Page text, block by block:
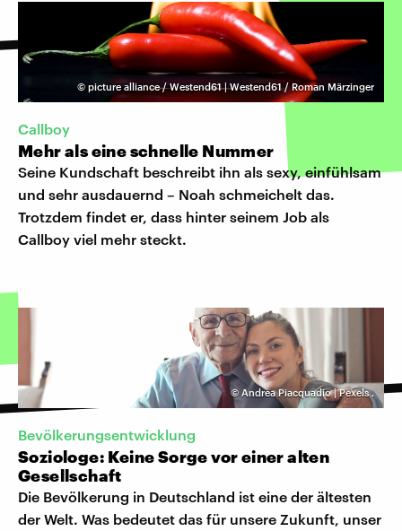
© picture alliance / Westend61 | Westend61 / Roman Märzinger
Callboy
Mehr als eine schnelle Nummer
Seine Kundschaft beschreibt ihn als sexy, einfühlsam
und sehr ausdauernd – Noah schmeichelt das.
Trotzdem findet er, dass hinter seinem Job als
Callboy viel mehr steckt.
© Andrea Piacquadio | Pexels,
Bevölkerungsentwicklung
Soziologe: Keine Sorge vor einer alten
Gesellschaft
Die Bevölkerung in Deutschland ist eine der ältesten
der Welt. Was bedeutet das für unsere Zukunft, unser